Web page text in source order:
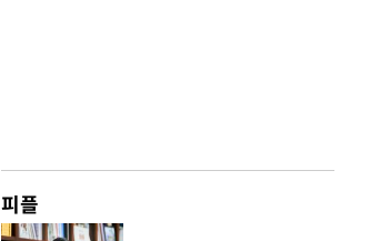
피플